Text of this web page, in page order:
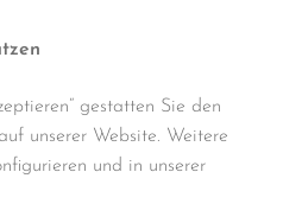
gestatten Sie den
unserer Website. Weitere
und in unserer